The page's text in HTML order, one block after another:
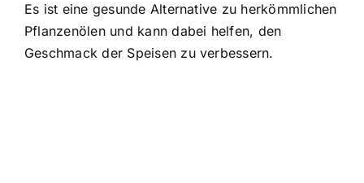
Es ist eine gesunde Alternative zu herkömmlichen
Pflanzenölen und kann dabei helfen, den
Geschmack der Speisen zu verbessern.